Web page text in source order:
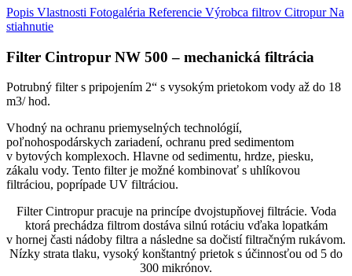
Popis Vlastnosti Fotogaléria Referencie Výrobca filtrov CitropurNa
stiahnutie
Filter Cintropur NW 500 – mechanická filtrácia
Potrubný filter s pripojením 2“ s vysokým prietokom vody až do 18
m3/ hod.
Vhodný na ochranu priemyselných technológií,
poľnohospodárskych zariadení, ochranu pred sedimentom
v bytových komplexoch. Hlavne od sedimentu, hrdze, piesku,
zákalu vody. Tento filter je možné kombinovať s uhlíkovou
filtráciou, poprípade UV filtráciou.
Filter Cintropur pracuje na princípe dvojstupňovej filtrácie. Voda
ktorá prechádza filtrom dostáva silnú rotáciu vďaka lopatkám
v hornej časti nádoby filtra a následne sa dočistí filtračným rukávom.
Nízky strata tlaku, vysoký konštantný prietok s účinnosťou od 5 do
300 mikrónov.